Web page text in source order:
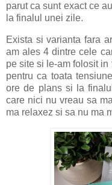
parut ca sunt exact ce
la finalul unei zile.
Exista si varianta fara
am ales 4 dintre cele
pe site si le-am folosit in
pentru ca toata
ore de plans si la
care nici nu vreau sa
ma relaxez si sa nu ma